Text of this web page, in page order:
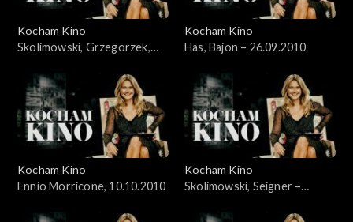
Kocham Kino
Skolimowski, Grzegorzek,
Kocham Kino
Has, Bajon – 26.09.2010
Kocham Kino
Ennio Morricone, 10.10.2010
Kocham Kino
Skolimowski, Seigner –